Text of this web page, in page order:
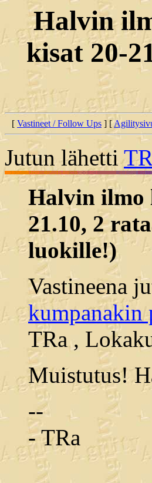
Halvin
kisat 20-
[ Vastineet / Follow Ups ] [
Jutun lähetti
Halvin ilmo
21.10, 2
luokille!)
Vastineena
TRa ,
Muistutus!
--
- TRa